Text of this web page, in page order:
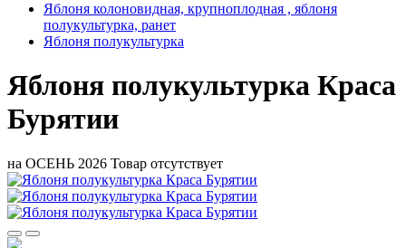
Яблоня колоновидная, крупноплодная , яблоня
полукультурка, ранет
Яблоня полукультурка
Яблоня полукультурка Краса
Бурятии
на ОСЕНЬ 2026 Товар отсутствует